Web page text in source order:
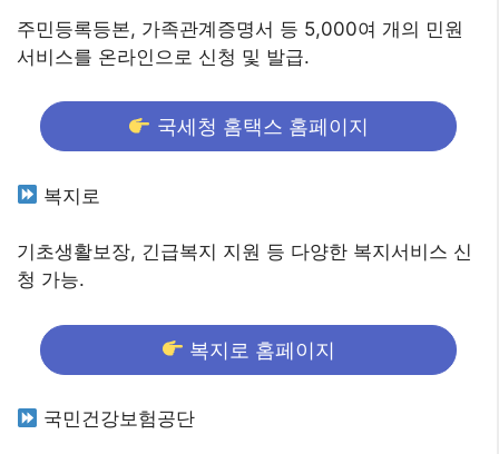
주민등록등본, 가족관계증명서 등 5,000여 개의 민원
서비스를 온라인으로 신청 및 발급.
국세청 홈택스 홈페이지
복지로
기초생활보장, 긴급복지 지원 등 다양한 복지서비스 신
청 가능.
복지로 홈페이지
국민건강보험공단